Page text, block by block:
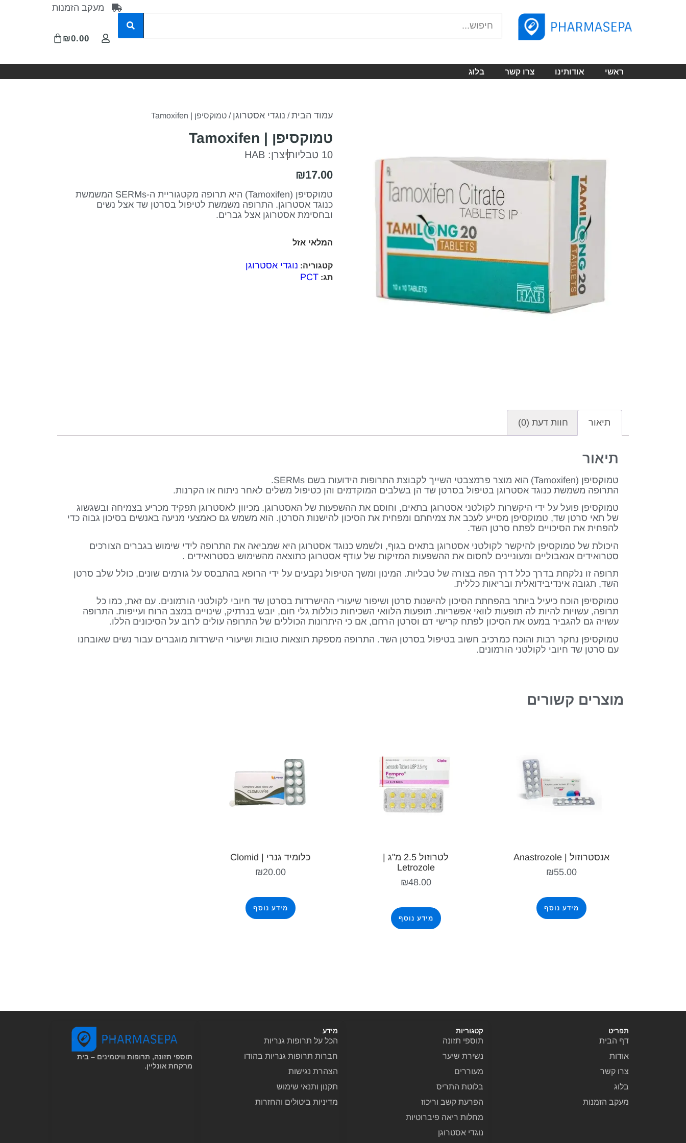
מעקב הזמנות
₪0.00
ראשי אודותינו צרו קשר בלוג
עמוד הבית/ נוגדי אסטרוגן / טמוקסיפן | Tamoxifen
טמוקסיפן | Tamoxifen
10 טבליות יצרן: HAB
₪17.00
טמוקסיפן (Tamoxifen) היא תרופה מקטגוריית ה-SERMs המשמשת
כנוגד אסטרוגן. התרופה משמשת לטיפול בסרטן שד אצל נשים
ובחסימת אסטרוגן אצל גברים.
המלאי אזל
קטגוריה: נוגדי אסטרוגן
תג: PCT
תיאור חוות דעת (0)
תיאור
טמוקסיפן (Tamoxifen) הוא מוצר פרמצבטי השייך לקבוצת התרופות הידועות בשם SERMs.
התרופה משמשת כנוגד אסטרוגן בטיפול בסרטן שד הן בשלבים המוקדמים והן כטיפול משלים לאחר ניתוח או הקרנות.
טמוקסיפן פועל על ידי היקשרות לקולטני אסטרוגן בתאים, וחוסם את ההשפעות של האסטרוגן. מכיוון לאסטרוגן תפקיד מכריע בצמיחה ובשגשוג
של תאי סרטן שד, טמוקסיפן מסייע לעכב את צמיחתם ומפחית את הסיכון להישנות הסרטן. הוא משמש גם כאמצעי מניעה באנשים בסיכון גבוה כדי
להפחית את הסיכויים לפתח סרטן השד.
היכולת של טמוקסיפן להיקשר לקולטני אסטרוגן בתאים בגוף, ולשמש כנוגד אסטרוגן היא שמביאה את התרופה לידי שימוש בגברים הצורכים
סטרואידים אנאבוליים ומעוניינים לחסום את ההשפעות המזיקות של עודף אסטרוגן כתוצאה מהשימוש בסטרואידים .
תרופה זו נלקחת בדרך כלל דרך הפה בצורה של טבליות. המינון ומשך הטיפול נקבעים על ידי הרופא בהתבסס על גורמים שונים, כולל שלב סרטן
השד, תגובה אינדיבידואלית ובריאות כללית.
טמוקסיפן הוכח כיעיל ביותר בהפחתת הסיכון להישנות סרטן ושיפור שיעורי ההישרדות בסרטן שד חיובי לקולטני הורמונים. עם זאת, כמו כל
תרופה, עשויות להיות לה תופעות לוואי אפשריות. תופעות הלוואי השכיחות כוללות גלי חום, יובש בנרתיק, שינויים במצב הרוח ועייפות. התרופה
עשויה גם להגביר במעט את הסיכון לפתח קרישי דם וסרטן הרחם, אם כי היתרונות הכוללים של התרופה עולים לרוב על הסיכונים הללו.
טמוקסיפן נחקר רבות והוכח כמרכיב חשוב בטיפול בסרטן השד. התרופה מספקת תוצאות טובות ושיעורי הישרדות מוגברים עבור נשים שאובחנו
עם סרטן שד חיובי לקולטני הורמונים.
מוצרים קשורים
אנסטרוזול | Anastrozole
₪55.00
מידע נוסף
לטרוזול 2.5 מ"ג |
Letrozole
₪48.00
מידע נוסף
כלומיד גנרי | Clomid
₪20.00
מידע נוסף
תפריט
דף הבית
אודות
צרו קשר
בלוג
מעקב הזמנות
קטגוריות
תוספי תזונה
נשירת שיער
מעוררים
בלוטת התריס
הפרעת קשב וריכוז
מחלות ריאה פיברוטיות
נוגדי אסטרוגן
מידע
הכל על תרופות גנריות
חברות תרופות גנריות בהודו
הצהרת נגישות
תקנון ותנאי שימוש
מדיניות ביטולים והחזרות
תוספי תזונה, תרופות וויטמינים – בית
מרקחת אונליין.